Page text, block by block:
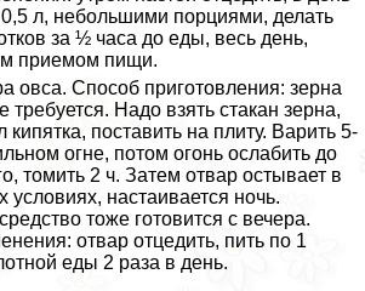
л, небольшими порциями, делать
за ½ часа до еды, весь день,
приемом пищи.
овса. Способ приготовления: зерна
требуется. Надо взять стакан зерна,
кипятка, поставить на плиту. Варить 5-
огне, потом огонь ослабить до
томить 2 ч. Затем отвар остывает в
условиях, настаивается ночь.
тоже готовится с вечера.
отвар отцедить, пить по 1
еды 2 раза в день.